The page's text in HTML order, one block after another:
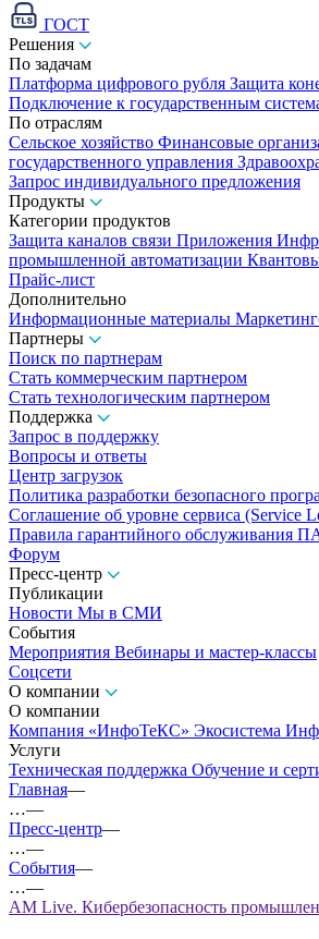
ГОСТ
Решения
По задачам
Платформа цифрового рубля Защита
Подключение к государственным
По отраслям
Сельское хозяйство Финансовые
государственного управления
Запрос индивидуального предложения
Продукты
Категории продуктов
Защита каналов связи Приложения
промышленной автоматизации
Прайс-лист
Дополнительно
Информационные материалы
Партнеры
Поиск по партнерам
Стать коммерческим партнером
Стать технологическим партнером
Поддержка
Запрос в поддержку
Вопросы и ответы
Центр загрузок
Политика разработки безопасного
Соглашение об уровне сервиса (Service
Правила гарантийного обслуживания
Форум
Пресс-центр
Публикации
Новости Мы в СМИ
События
Мероприятия Вебинары и мастер-классы
Соцсети
О компании
О компании
Компания «ИнфоТеКС» Экосистема
Услуги
Техническая поддержка Обучение и
Главная—
…—
Пресс-центр—
…—
События—
…—
AM Live. Кибербезопасность